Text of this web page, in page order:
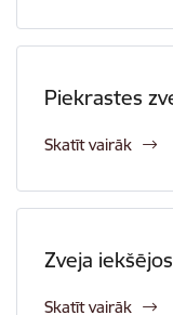
Piekrastes
Skatīt vairāk
Zveja
Skatīt vairāk